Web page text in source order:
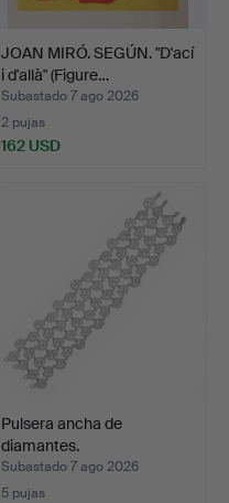
JOAN MIRÓ. SEGÚN. "D'ací
i d'allà" (Figure…
Subastado 7 ago 2026
2 pujas
162 USD
Pulsera ancha de
diamantes.
Subastado 7 ago 2026
5 pujas